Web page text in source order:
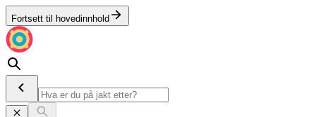
Fortsett til hovedinnhold